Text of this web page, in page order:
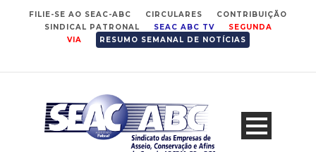
FILIE-SE AO SEAC-ABC CIRCULARES
CONTRIBUIÇÃO
SINDICAL PATRONAL
SEAC ABC TV
SEGUNDA
VIA
RESUMO SEMANAL DE NOTÍCIAS